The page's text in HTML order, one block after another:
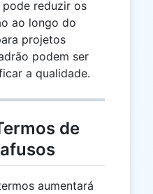
reduzir os
ao longo do
projetos
podem ser
a qualidade.
de
aumentará